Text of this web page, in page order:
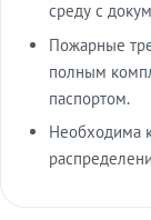
среду с
Пожарные
полным
паспортом.
Необходима